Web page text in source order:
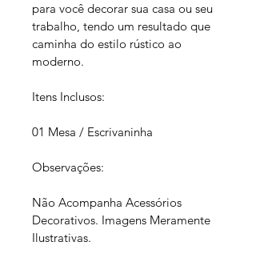
para você decorar sua casa ou seu
trabalho, tendo um resultado que
caminha do estilo rústico ao
moderno.
Itens Inclusos:
01 Mesa / Escrivaninha
Observações:
Não Acompanha Acessórios
Decorativos. Imagens Meramente
Ilustrativas.